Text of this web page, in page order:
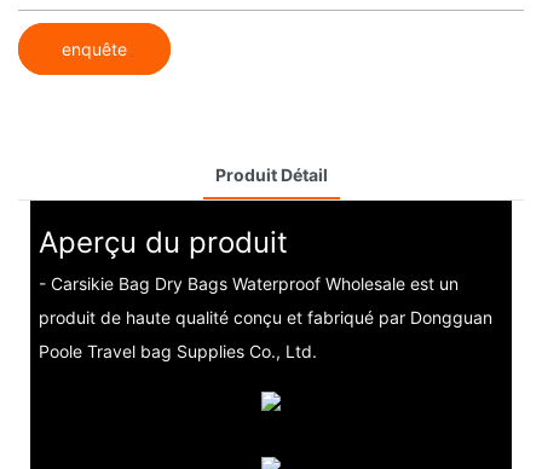
enquête
Produit Détail
Aperçu du produit
- Carsikie Bag Dry Bags Waterproof Wholesale est un
produit de haute qualité conçu et fabriqué par Dongguan
Poole Travel bag Supplies Co., Ltd.